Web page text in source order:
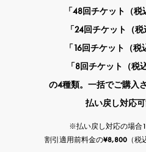
「48回チケット（
「24回チケット（
「16回チケット（
「8回チケット（税
の4種類。一括でご購入
払い戻し対応
※払い戻し対応の場合
割引適用前料金の¥8,800（税